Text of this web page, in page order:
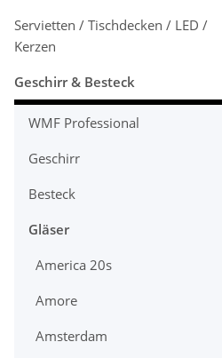
Servietten / Tischdecken / LED /
Kerzen
Geschirr & Besteck
WMF Professional
Geschirr
Besteck
Gläser
America 20s
Amore
Amsterdam